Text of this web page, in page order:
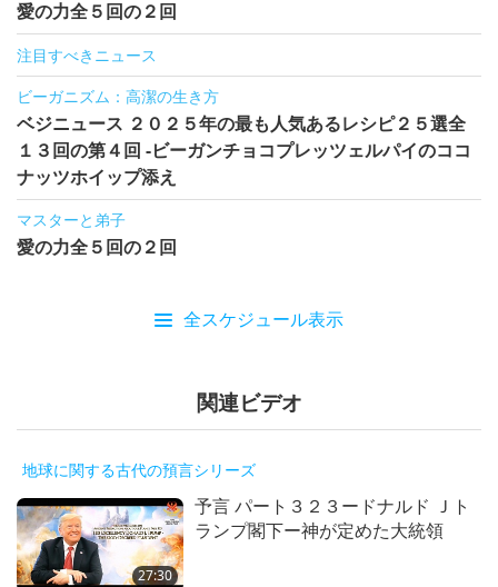
愛の力全５回の２回
注目すべきニュース
ビーガニズム：高潔の生き方
ベジニュース ２０２５年の最も人気あるレシピ２５選全
１３回の第４回 -ビーガンチョコプレッツェルパイのココ
ナッツホイップ添え
マスターと弟子
愛の力全５回の２回
全スケジュール表示
関連ビデオ
地球に関する古代の預言シリーズ
27:30
予言 パート３２３ードナルド Ｊト
ランプ閣下ー神が定めた大統領